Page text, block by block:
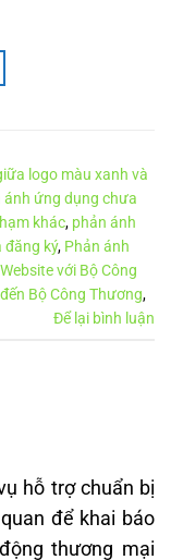
hỗ trợ chuẩn bị
để khai báo
thương mại
logo màu xanh và
ánh ứng dụng chưa
khác, phản ánh
đăng ký, Phản ánh
với Bộ Công
Bộ Công Thương,
Để lại bình luận